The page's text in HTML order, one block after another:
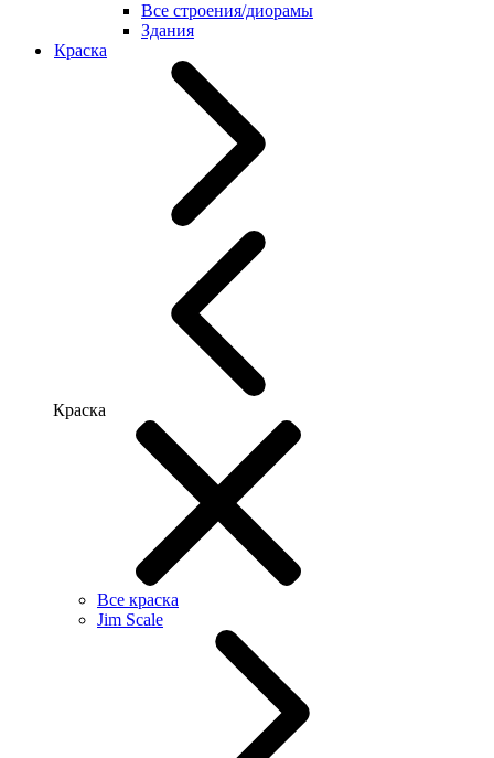
Все строения/диорамы
Здания
Краска
Краска
Все краска
Jim Scale